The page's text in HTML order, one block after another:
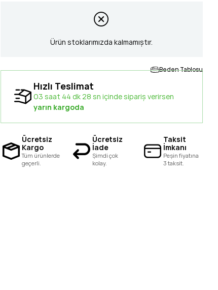
Ürün stoklarımızda kalmamıştır.
Beden Tablosu
Hızlı Teslimat
03 saat 44 dk 27 sn içinde sipariş verirsen
yarın kargoda
Ücretsiz
Kargo
Tüm ürünlerde
geçerli.
Ücretsiz
İade
Şimdi çok
kolay.
Taksit
İmkanı
Peşin fiyatına
3 taksit.